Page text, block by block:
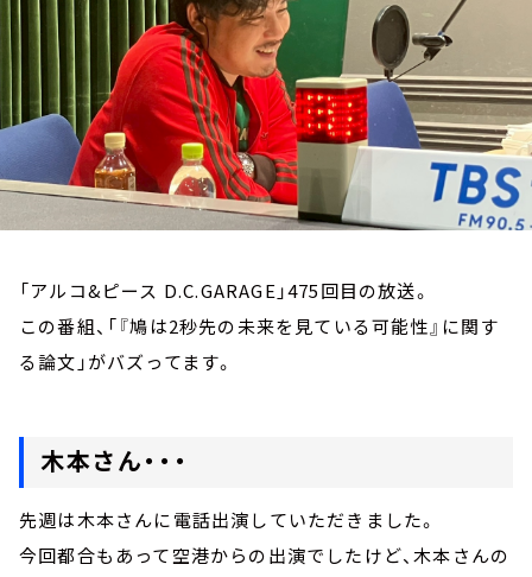
「アルコ&ピース D.C.GARAGE」475回目の放送。
この番組、「『鳩は2秒先の未来を見ている可能性』に関す
る論文」がバズってます。
木本さん・・・
先週は木本さんに電話出演していただきました。
今回都合もあって空港からの出演でしたけど、木本さんの